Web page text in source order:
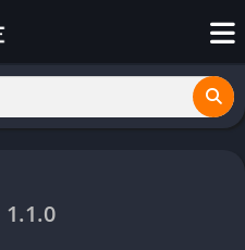
1.1.0